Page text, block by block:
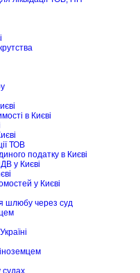
в Києві
ТОВ
податку в Києві
у Києві
у Києві
шлюбу через суд
судах